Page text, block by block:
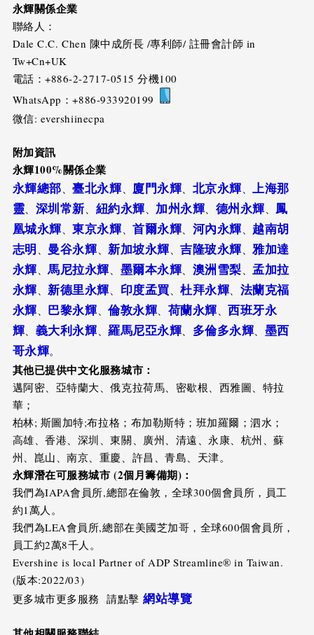
永輝關係企業
聯絡人：
Dale C.C. Chen 陳中成所長 /專利師/ 註冊會計師 in
Tw+Cn+UK
電話：+886-2-2717-0515 分機100
WhatsApp：+886-933920199
微信: evershiinecpa
附加資訊
永輝100%關係企業
永輝總部 、臺北永輝 廈門永輝 北京永輝
上海那
靈
深圳常新 紐約永輝 加州永輝 德州永輝
鳳
凰城永輝 、東京永輝 、首爾永輝 河內永輝
越南胡
志明
曼谷永輝 新加坡永輝 、吉隆玻永輝 、雅加達
永輝 、馬尼拉永輝 墨爾本永輝 澳洲雪梨
孟加拉
永輝
新德里永輝 印度孟買 、杜拜永輝
法蘭克福
永輝
巴黎永輝 、倫敦永輝 荷蘭永輝 、西班牙永
輝
義大利永輝 、羅馬尼亞永輝 多倫多永輝
墨西
哥永輝。
其他已提供中文化服務城市：
邁阿密、亞特蘭大、俄克拉荷馬、密歇根、西雅圖、特拉
華；
柏林; 斯圖加特;布拉格；布加勒斯特；班加羅爾；泗水；
高雄、香港、深圳、東關、廣州、清遠、永康、杭州、蘇
州、崑山、南京、重慶、許昌、青島、天津。
永輝潛在可服務城市 (2個月籌備期)：
我們為IAPA會員所,總部在倫敦，全球300個會員所，員工
約1萬人。
我們為LEA會員所,總部在美國芝加哥，全球600個會員所，
員工約2萬8千人。
Evershine is local Partner of ADP Streamline® in Taiwan.
(版本:2022/03)
更多城市更多服務 請點擊網站導覽